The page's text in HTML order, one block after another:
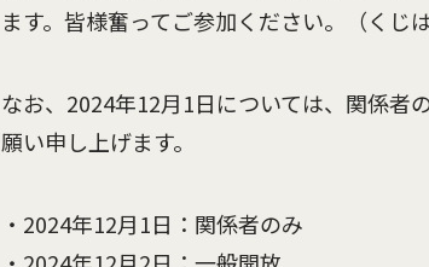
ます。皆様奮ってご参加ください。（くじ
なお、2024年12月1日については、関係者
願い申し上げます。
・2024年12月1日：関係者のみ